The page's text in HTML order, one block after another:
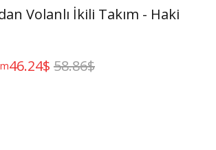
Volanlı İkili Takım - Haki
58.86$
46.24$